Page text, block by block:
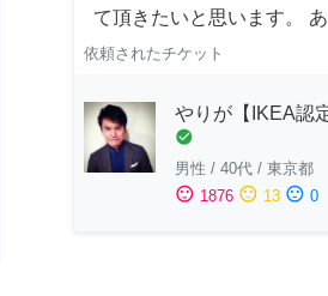
て頂きたいと思います。
依頼されたチケット
やりが【IKEA認
check_circle
男性 / 40代 / 東京都
sentiment_satisfied 1876 sentiment_neutral 13 sentiment_dissatisfied 0